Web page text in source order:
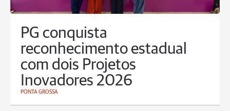
PG conquista
reconhecimento estadual
com dois Projetos
Inovadores 2026
PONTA GROSSA